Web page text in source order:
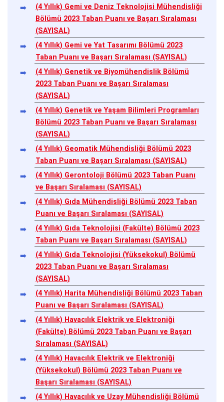
(4 Yıllık) Gemi ve Deniz Teknolojisi Mühendisliği
Bölümü 2023 Taban Puanı ve Başarı Sıralaması
(SAYISAL)
(4 Yıllık) Gemi ve Yat Tasarımı Bölümü 2023
Taban Puanı ve Başarı Sıralaması (SAYISAL)
(4 Yıllık) Genetik ve Biyomühendislik Bölümü
2023 Taban Puanı ve Başarı Sıralaması
(SAYISAL)
(4 Yıllık) Genetik ve Yaşam Bilimleri Programları
Bölümü 2023 Taban Puanı ve Başarı Sıralaması
(SAYISAL)
(4 Yıllık) Geomatik Mühendisliği Bölümü 2023
Taban Puanı ve Başarı Sıralaması (SAYISAL)
(4 Yıllık) Gerontoloji Bölümü 2023 Taban Puanı
ve Başarı Sıralaması (SAYISAL)
(4 Yıllık) Gıda Mühendisliği Bölümü 2023 Taban
Puanı ve Başarı Sıralaması (SAYISAL)
(4 Yıllık) Gıda Teknolojisi (Fakülte) Bölümü 2023
Taban Puanı ve Başarı Sıralaması (SAYISAL)
(4 Yıllık) Gıda Teknolojisi (Yüksekokul) Bölümü
2023 Taban Puanı ve Başarı Sıralaması
(SAYISAL)
(4 Yıllık) Harita Mühendisliği Bölümü 2023 Taban
Puanı ve Başarı Sıralaması (SAYISAL)
(4 Yıllık) Havacılık Elektrik ve Elektroniği
(Fakülte) Bölümü 2023 Taban Puanı ve Başarı
Sıralaması (SAYISAL)
(4 Yıllık) Havacılık Elektrik ve Elektroniği
(Yüksekokul) Bölümü 2023 Taban Puanı ve
Başarı Sıralaması (SAYISAL)
(4 Yıllık) Havacılık ve Uzay Mühendisliği Bölümü